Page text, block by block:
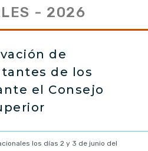
- 2026
de
de los
el Consejo
los días 2 y 3 de junio del